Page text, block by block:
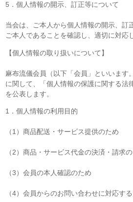
5．個人情報の開示、訂正等について
当会は、ご本人から個人情報の開示、訂
ご本人であることを確認し、適切に対応
【個人情報の取り扱いについて】
麻布流儀会員（以下「会員」といいます
に関して、「個人情報の保護に関する法
を公表します。
1．個人情報の利用目的
（1）商品配送・サービス提供のため
（2）商品・サービス代金の決済・請求
（3）会員の本人確認のため
（4）会員からのお問い合わせに対応す